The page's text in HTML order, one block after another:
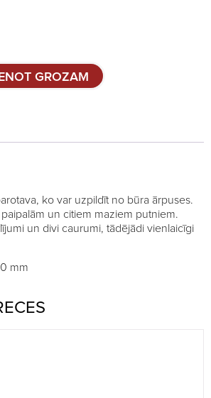
GROZAM
ko var uzpildīt no būra ārpuses.
un citiem maziem putniem.
un divi caurumi, tādējādi vienlaicīgi
mm